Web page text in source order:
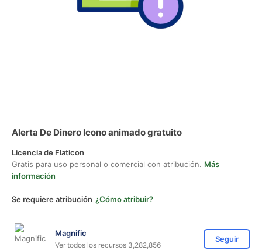
Alerta De Dinero Icono animado gratuito
Licencia de Flaticon
Gratis para uso personal o comercial con atribución. Más
información
Se requiere atribución ¿Cómo atribuir?
Magnific
Ver todos los recursos 3,282,856
Seguir